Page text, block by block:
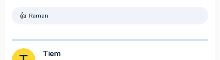
R
k
t
i
Raman
Tiem